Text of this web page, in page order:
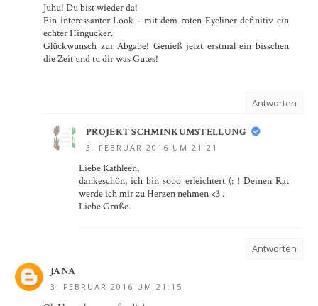
Juhu! Du bist wieder da!
Ein interessanter Look - mit dem roten Eyeliner definitiv ein
echter Hingucker.
Glückwunsch zur Abgabe! Genieß jetzt erstmal ein bisschen
die Zeit und tu dir was Gutes!
Antworten
PROJEKT SCHMINKUMSTELLUNG
3. FEBRUAR 2016 UM 21:21
Liebe Kathleen,
dankeschön, ich bin sooo erleichtert (: ! Deinen Rat
werde ich mir zu Herzen nehmen <3 .
Liebe Grüße.
Antworten
JANA
3. FEBRUAR 2016 UM 21:15